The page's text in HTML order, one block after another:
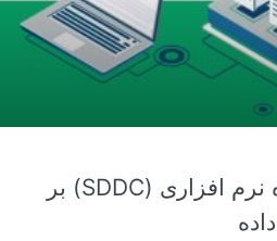
تاثیر مرکز داده نرم افزاری (SDDC) بر